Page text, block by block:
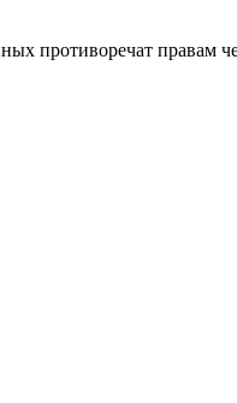
противоречат правам